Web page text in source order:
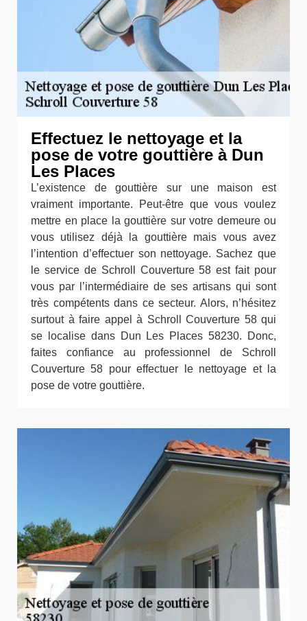
Effectuez le nettoyage et la
pose de votre gouttière à Dun
Les Places
L’existence de gouttière sur une maison est
vraiment importante. Peut-être que vous voulez
mettre en place la gouttière sur votre demeure ou
vous utilisez déjà la gouttière mais vous avez
l’intention d’effectuer son nettoyage. Sachez que
le service de Schroll Couverture 58 est fait pour
vous par l’intermédiaire de ses artisans qui sont
très compétents dans ce secteur. Alors, n’hésitez
surtout à faire appel à Schroll Couverture 58 qui
se localise dans Dun Les Places 58230. Donc,
faites confiance au professionnel de Schroll
Couverture 58 pour effectuer le nettoyage et la
pose de votre gouttière.